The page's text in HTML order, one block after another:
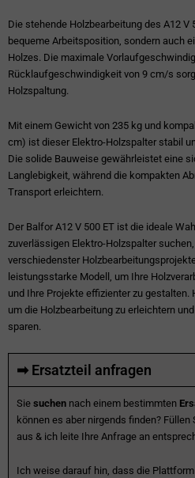
Die stehende Holzbearbeitung des A12 V
bequeme Arbeitsposition, sondern auch
Holzes. Die maximale
Rücklaufgeschwindigkeit von 9 cm/s
Holzspaltung.
Mit einem Gewicht von 235 kg und
cm) ist dieser Elektro-Holzspalter stabil
Die solide Bauweise gewährleistet eine
Langlebigkeit, während die kompakten
Transport erleichtern.
Der Balfor A12 V 500 ET ist die ideale
zuverlässigen Elektro-Holzspalter
verschiedenster
leistungsstarke Modell, um Ihre
und Ihre Projekte effizienter zu gestalten.
um die Holzbearbeitung zu erleichtern
sparen.
➡ Ersatzteil anfragen
Sie suchen nach einem bestimmten
können es aber nirgends finden?
aus & ich leite Ihre Anfrage an
Ich weise darauf hin, dass die